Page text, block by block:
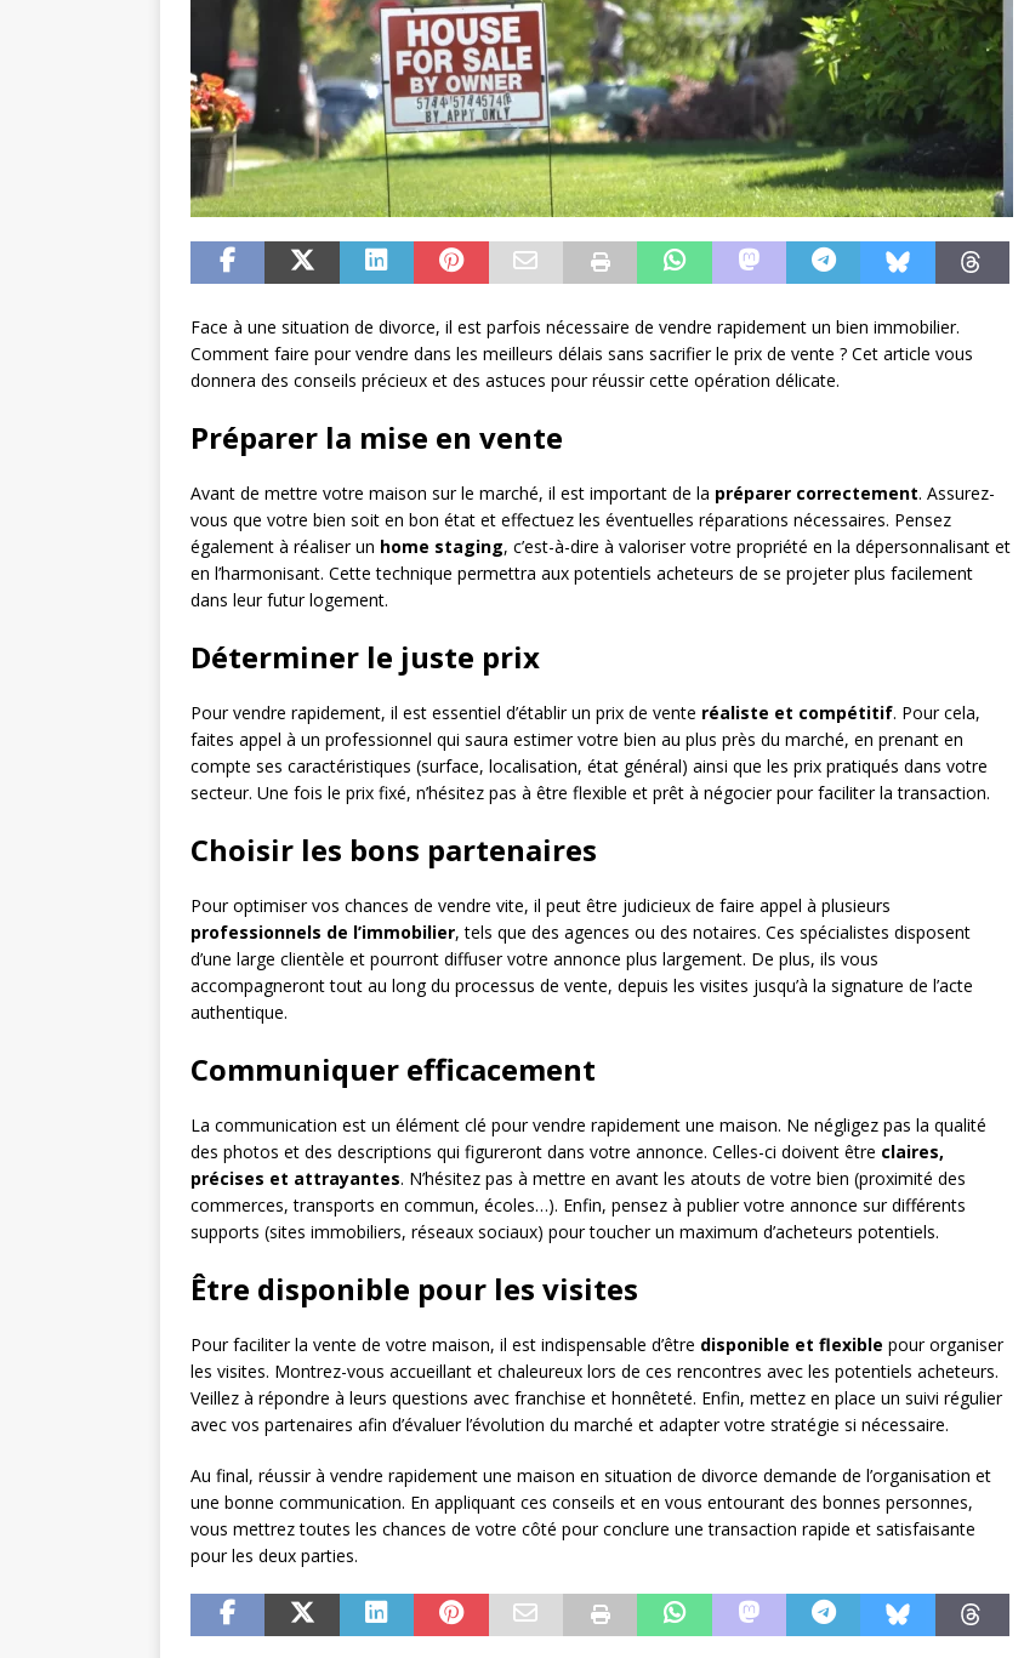
Face à une situation de divorce, il est parfois nécessaire de vendre rapidement un bien immobilier.
Comment faire pour vendre dans les meilleurs délais sans sacrifier le prix de vente ? Cet article vous
donnera des conseils précieux et des astuces pour réussir cette opération délicate.
Préparer la mise en vente
Avant de mettre votre maison sur le marché, il est important de la préparer correctement. Assurez-
vous que votre bien soit en bon état et effectuez les éventuelles réparations nécessaires. Pensez
également à réaliser un home staging, c’est-à-dire à valoriser votre propriété en la dépersonnalisant et
en l’harmonisant. Cette technique permettra aux potentiels acheteurs de se projeter plus facilement
dans leur futur logement.
Déterminer le juste prix
Pour vendre rapidement, il est essentiel d’établir un prix de vente réaliste et compétitif. Pour cela,
faites appel à un professionnel qui saura estimer votre bien au plus près du marché, en prenant en
compte ses caractéristiques (surface, localisation, état général) ainsi que les prix pratiqués dans votre
secteur. Une fois le prix fixé, n’hésitez pas à être flexible et prêt à négocier pour faciliter la transaction.
Choisir les bons partenaires
Pour optimiser vos chances de vendre vite, il peut être judicieux de faire appel à plusieurs
professionnels de l’immobilier, tels que des agences ou des notaires. Ces spécialistes disposent
d’une large clientèle et pourront diffuser votre annonce plus largement. De plus, ils vous
accompagneront tout au long du processus de vente, depuis les visites jusqu’à la signature de l’acte
authentique.
Communiquer efficacement
La communication est un élément clé pour vendre rapidement une maison. Ne négligez pas la qualité
des photos et des descriptions qui figureront dans votre annonce. Celles-ci doivent être claires,
précises et attrayantes. N’hésitez pas à mettre en avant les atouts de votre bien (proximité des
commerces, transports en commun, écoles…). Enfin, pensez à publier votre annonce sur différents
supports (sites immobiliers, réseaux sociaux) pour toucher un maximum d’acheteurs potentiels.
Être disponible pour les visites
Pour faciliter la vente de votre maison, il est indispensable d’être disponible et flexible pour organiser
les visites. Montrez-vous accueillant et chaleureux lors de ces rencontres avec les potentiels acheteurs.
Veillez à répondre à leurs questions avec franchise et honnêteté. Enfin, mettez en place un suivi régulier
avec vos partenaires afin d’évaluer l’évolution du marché et adapter votre stratégie si nécessaire.
Au final, réussir à vendre rapidement une maison en situation de divorce demande de l’organisation et
une bonne communication. En appliquant ces conseils et en vous entourant des bonnes personnes,
vous mettrez toutes les chances de votre côté pour conclure une transaction rapide et satisfaisante
pour les deux parties.